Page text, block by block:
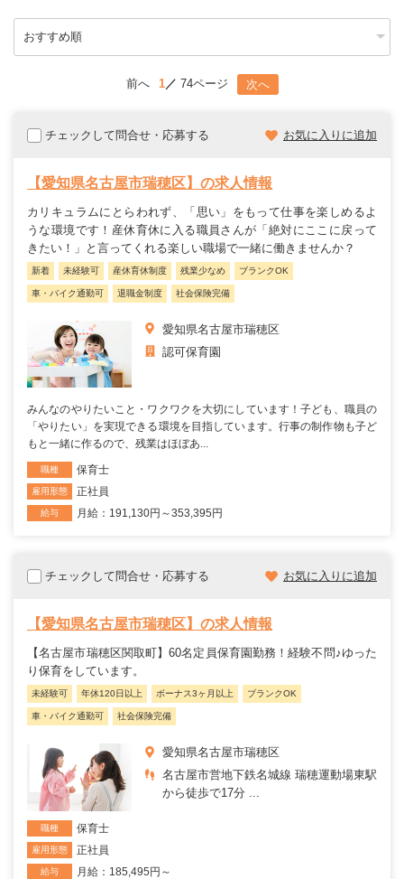
前へ 1 74ページ 次へ
チェックして問合せ・応募する お気に入りに追加
【愛知県名古屋市瑞穂区】の求人情報
カリキュラムにとらわれず、「思い」をもって仕事を楽しめるよ
うな環境です！産休育休に入る職員さんが「絶対にここに戻って
きたい！」と言ってくれる楽しい職場で一緒に働きませんか？
新着 未経験可 産休育休制度 残業少なめ ブランクOK
車・バイク通勤可 退職金制度 社会保険完備
愛知県名古屋市瑞穂区
認可保育園
みんなのやりたいこと・ワクワクを大切にしています！子ども、職員の
「やりたい」を実現できる環境を目指しています。行事の制作物も子ど
もと一緒に作るので、残業はほぼあ...
職種 保育士
雇用形態 正社員
給与 月給：191,130円～353,395円
チェックして問合せ・応募する お気に入りに追加
【愛知県名古屋市瑞穂区】の求人情報
【名古屋市瑞穂区関取町】60名定員保育園勤務！経験不問♪ゆった
り保育をしています。
未経験可 年休120日以上 ボーナス3ヶ月以上 ブランクOK
車・バイク通勤可 社会保険完備
愛知県名古屋市瑞穂区
名古屋市営地下鉄名城線 瑞穂運動場東駅
から徒歩で17分 ...
職種 保育士
雇用形態 正社員
給与 月給：185,495円～